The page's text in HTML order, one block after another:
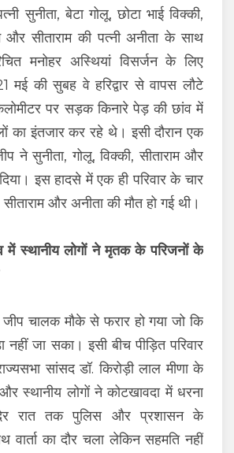
सुनीता, बेटा गोलू, छोटा भाई विक्की,
और सीताराम की पत्नी अनीता के साथ
मनोहर अस्थियां विसर्जन के लिए
मई की सुबह वे हरिद्वार से वापस लौटे
पर सड़क किनारे पेड़ की छांव में
का इंतजार कर रहे थे। इसी दौरान एक
ने सुनीता, गोलू, विक्की, सीताराम और
इस हादसे में एक ही परिवार के चार
सीताराम और अनीता की मौत हो गई थी।
में स्थानीय लोगों ने मृतक के परिजनों के
चालक मौके से फरार हो गया जो कि
जा सका। इसी बीच पीड़ित परिवार
सांसद डॉ. किरोड़ी लाल मीणा के
स्थानीय लोगों ने कोटखावदा में धरना
देर रात तक पुलिस और प्रशासन के
वार्ता का दौर चला लेकिन सहमति नहीं